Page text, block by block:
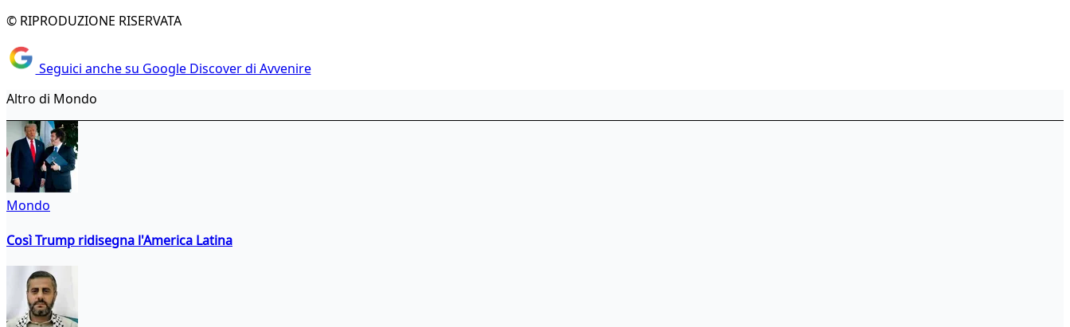
© RIPRODUZIONE RISERVATA
Seguici anche su Google Discover di Avvenire
Altro di Mondo
Mondo
Così Trump ridisegna l'America Latina